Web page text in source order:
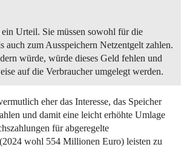
ein Urteil. Sie müssen sowohl für die
auch zum Ausspeichern Netzentgelt zahlen.
würde, würde dieses Geld fehlen und
auf die Verbraucher umgelegt werden.
eher das Interesse, das Speicher
und damit eine leicht erhöhte Umlage
für abgeregelte
wohl 554 Millionen Euro) leisten zu